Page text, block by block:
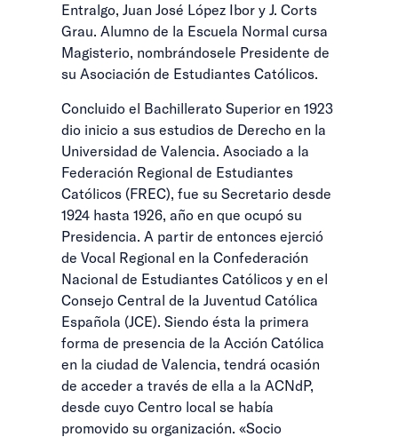
Entralgo, Juan José López Ibor y J. Corts
Grau. Alumno de la Escuela Normal cursa
Magisterio, nombrándosele Presidente de
su Asociación de Estudiantes Católicos.
Concluido el Bachillerato Superior en 1923
dio inicio a sus estudios de Derecho en la
Universidad de Valencia. Asociado a la
Federación Regional de Estudiantes
Católicos (FREC), fue su Secretario desde
1924 hasta 1926, año en que ocupó su
Presidencia. A partir de entonces ejerció
de Vocal Regional en la Confederación
Nacional de Estudiantes Católicos y en el
Consejo Central de la Juventud Católica
Española (JCE). Siendo ésta la primera
forma de presencia de la Acción Católica
en la ciudad de Valencia, tendrá ocasión
de acceder a través de ella a la ACNdP,
desde cuyo Centro local se había
promovido su organización. «Socio